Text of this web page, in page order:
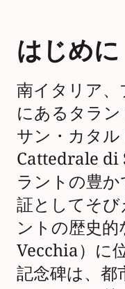
はじめに
南イタリア、
にあるタラ
サン・カタ
Cattedrale di
ラントの豊
証としてそ
ントの歴史
Vecchia）に
記念碑は、都